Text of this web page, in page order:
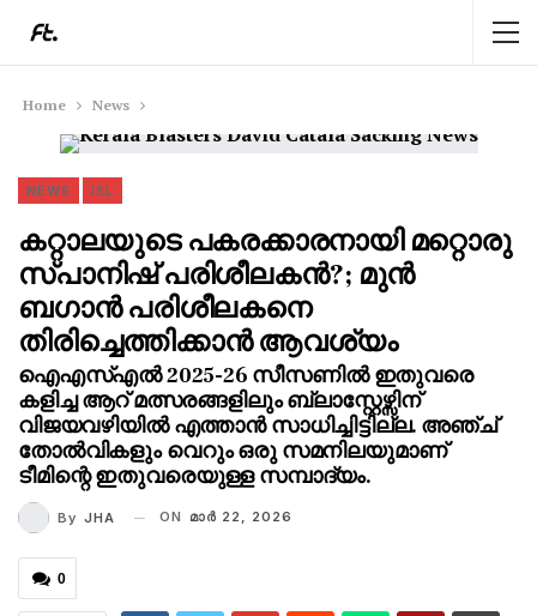
Home News
NEWS ISL
കറ്റാലയുടെ പകരക്കാരനായി മറ്റൊരു
സ്പാനിഷ് പരിശീലകൻ?; മുൻ
ബഗാൻ പരിശീലകനെ
തിരിച്ചെത്തിക്കാൻ ആവശ്യം
ഐഎസ്എൽ 2025-26 സീസണിൽ ഇതുവരെ
കളിച്ച ആറ് മത്സരങ്ങളിലും ബ്ലാസ്റ്റേഴ്സിന്
വിജയവഴിയിൽ എത്താൻ സാധിച്ചിട്ടില്ല. അഞ്ച്
തോൽവികളും വെറും ഒരു സമനിലയുമാണ്
ടീമിന്റെ ഇതുവരെയുള്ള സമ്പാദ്യം.
By JHA ON മാര്‍ 22, 2026
0